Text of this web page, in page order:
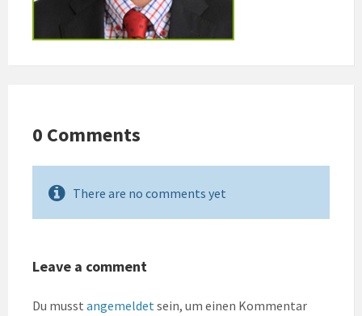
0 Comments
There are no comments yet
Leave a comment
Du musst angemeldetsein, um einen Kommentar